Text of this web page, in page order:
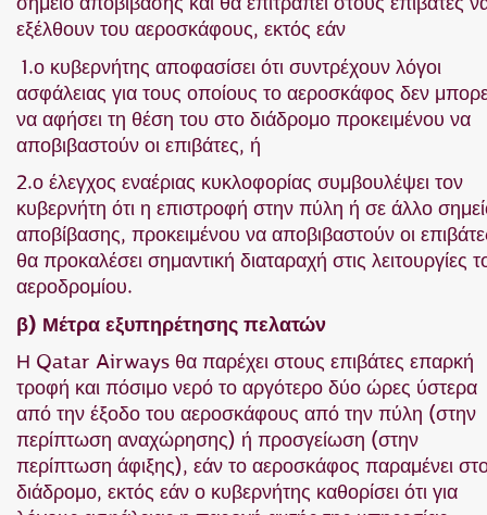
εξέλθουν του αεροσκάφους, εκτός εάν
1.ο κυβερνήτης αποφασίσει ότι συντρέχουν λόγοι
ασφάλειας για τους οποίους το αεροσκάφος δεν
να αφήσει τη θέση του στο διάδρομο προκειμένου να
αποβιβαστούν οι επιβάτες, ή
2.ο έλεγχος εναέριας κυκλοφορίας συμβουλέψει τον
κυβερνήτη ότι η επιστροφή στην πύλη ή σε άλλο
αποβίβασης, προκειμένου να αποβιβαστούν οι
θα προκαλέσει σημαντική διαταραχή στις λειτουργίες
αεροδρομίου.
β) Μέτρα εξυπηρέτησης πελατών
Η Qatar Airways θα παρέχει στους επιβάτες επαρκή
τροφή και πόσιμο νερό το αργότερο δύο ώρες ύστερα
από την έξοδο του αεροσκάφους από την πύλη (στην
περίπτωση αναχώρησης) ή προσγείωση (στην
περίπτωση άφιξης), εάν το αεροσκάφος παραμένει
διάδρομο, εκτός εάν ο κυβερνήτης καθορίσει ότι για